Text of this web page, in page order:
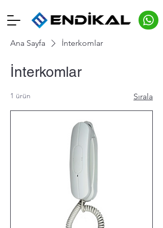
Ana Sayfa İnterkomlar
İnterkomlar
1 ürün Sırala